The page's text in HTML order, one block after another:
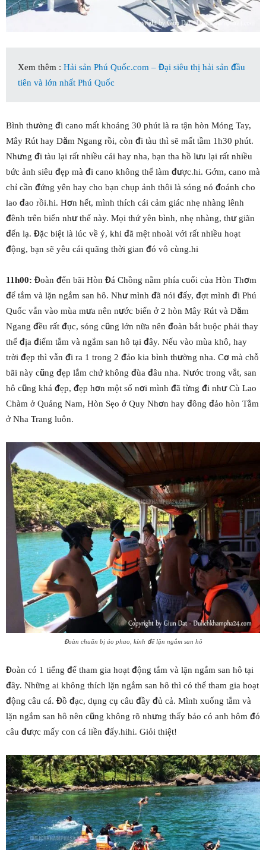
Xem thêm : Hải sản Phú Quốc.com – Đại siêu thị hải sản đầu
tiên và lớn nhất Phú Quốc
Bình thường đi cano mất khoảng 30 phút là ra tận hòn Móng Tay,
Mây Rút hay Dăm Ngang rồi, còn đi tàu thì sẽ mất tầm 1h30 phút.
Nhưng đi tàu lại rất nhiều cái hay nha, bạn tha hồ lưu lại rất nhiều
bức ảnh siêu đẹp mà đi cano không thể làm được.hi. Gớm, cano mà
chỉ cần đứng yên hay cho bạn chụp ảnh thôi là sóng nó đoánh cho
lao đao rồi.hi. Hơn hết, mình thích cái cảm giác nhẹ nhàng lênh
đênh trên biển như thế này. Mọi thứ yên bình, nhẹ nhàng, thư giãn
đến lạ. Đặc biệt là lúc về ý, khi đã mệt nhoài với rất nhiều hoạt
động, bạn sẽ yêu cái quãng thời gian đó vô cùng.hi
11h00: Đoàn đến bãi Hòn Đá Chồng nằm phía cuối của Hòn Thơm
để tắm và lặn ngắm san hô. Như mình đã nói đấy, đợt mình đi Phú
Quốc vẫn vào mùa mưa nên nước biển ở 2 hòn Mây Rút và Dăm
Ngang đều rất đục, sóng cũng lớn nữa nên đoàn bắt buộc phải thay
thế địa điểm tắm và ngắm san hô tại đây. Nếu vào mùa khô, hay
trời đẹp thì vẫn đi ra 1 trong 2 đảo kia bình thường nha. Cơ mà chỗ
bãi này cũng đẹp lắm chứ không đùa đâu nha. Nước trong vắt, san
hô cũng khá đẹp, đẹp hơn một số nơi mình đã từng đi như Cù Lao
Chàm ở Quảng Nam, Hòn Sẹo ở Quy Nhơn hay đông đảo hòn Tằm
ở Nha Trang luôn.
Đoàn chuẩn bị áo phao, kính để lặn ngắm san hô
Đoàn có 1 tiếng để tham gia hoạt động tắm và lặn ngắm san hô tại
đây. Những ai không thích lặn ngắm san hô thì có thể tham gia hoạt
động câu cá. Đồ đạc, dụng cụ câu đầy đủ cả. Mình xuống tắm và
lặn ngắm san hô nên cũng không rõ nhưng thấy bảo có anh hôm đó
câu được mấy con cá liền đấy.hihi. Giỏi thiệt!